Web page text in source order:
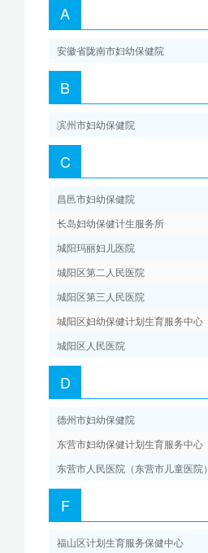
A
安徽省陇南市妇幼保健院
B
滨州市妇幼保健院
C
昌邑市妇幼保健院
长岛妇幼保健计生服务所
城阳玛丽妇儿医院
城阳区第二人民医院
城阳区第三人民医院
城阳区妇幼保健计划生育服务中心
城阳区人民医院
D
德州市妇幼保健院
东营市妇幼保健计划生育服务中心
东营市人民医院（东营市儿童医院）
F
福山区计划生育服务保健中心